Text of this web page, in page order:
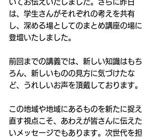
いてお伝えいたしました。さらに昨日
は、学生さんがそれぞれの考えを共有
し、深める場としてのまとめ講座の場に
登壇いたしました。
前回までの講義では、新しい知識はもち
ろん、新しいものの見方に気づけたな
ど、うれしいお声を頂戴しております。
この地域や地域にあるものを新たに捉え
直す視点こそ、あわえが皆さんに伝えた
いメッセージでもあります。次世代を担